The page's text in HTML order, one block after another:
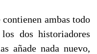
ambas todo
dos historiadores
añade nada nuevo,